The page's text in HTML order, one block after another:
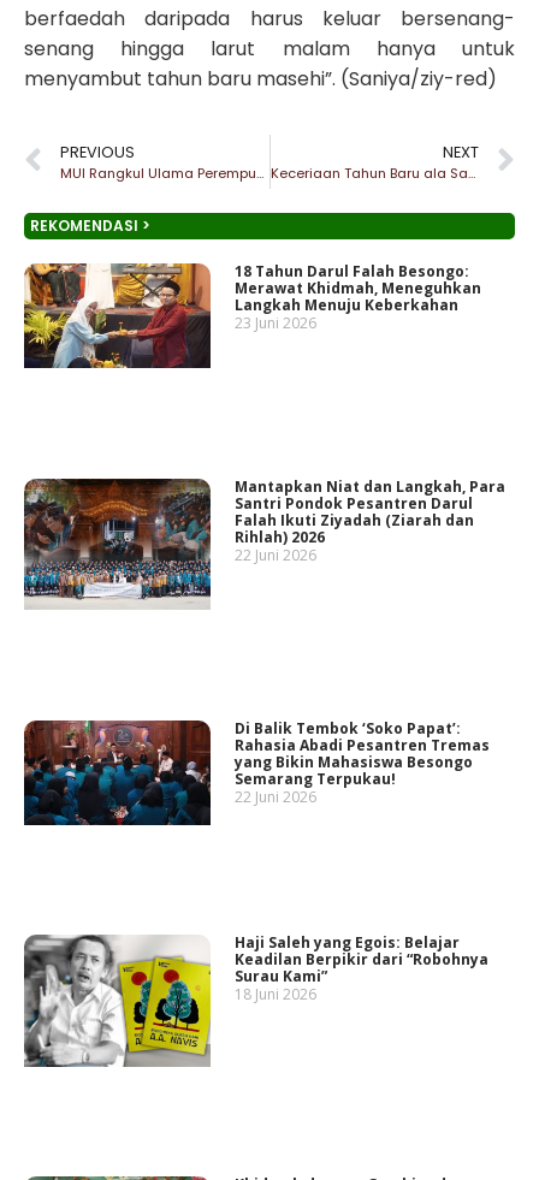
berfaedah daripada harus keluar bersenang-
senang hingga larut malam hanya untuk
menyambut tahun baru masehi”. (Saniya/ziy-red)
PREVIOUS
MUI Rangkul Ulama Perempuan, Berjuang untuk Masa Depan
NEXT
Keceriaan Tahun Baru ala Santri Besongo
REKOMENDASI >
18 Tahun Darul Falah Besongo:
Merawat Khidmah, Meneguhkan
Langkah Menuju Keberkahan
23 Juni 2026
Mantapkan Niat dan Langkah, Para
Santri Pondok Pesantren Darul
Falah Ikuti Ziyadah (Ziarah dan
Rihlah) 2026
22 Juni 2026
Di Balik Tembok ‘Soko Papat’:
Rahasia Abadi Pesantren Tremas
yang Bikin Mahasiswa Besongo
Semarang Terpukau!
22 Juni 2026
Haji Saleh yang Egois: Belajar
Keadilan Berpikir dari “Robohnya
Surau Kami”
18 Juni 2026